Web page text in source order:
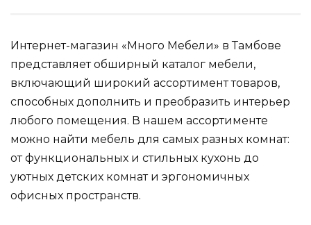
Интернет-магазин «Много Мебели» в Тамбове
представляет обширный каталог мебели,
включающий широкий ассортимент товаров,
способных дополнить и преобразить интерьер
любого помещения. В нашем ассортименте
можно найти мебель для самых разных комнат:
от функциональных и стильных кухонь до
уютных детских комнат и эргономичных
офисных пространств.